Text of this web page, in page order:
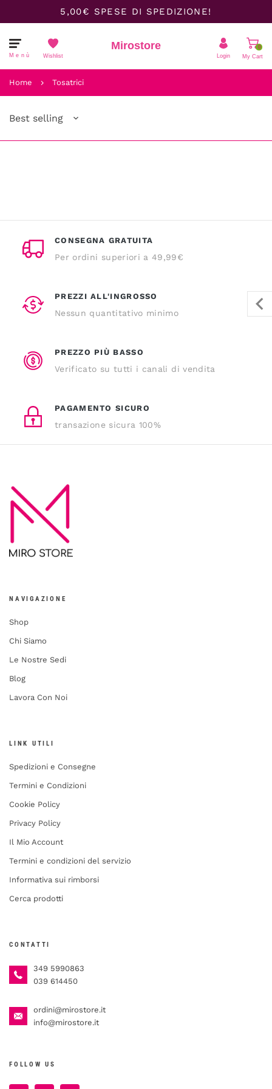
5,00€ SPESE DI SPEDIZIONE!
Menù Wishlist
Mirostore
Login
0
My Cart
Il carrello è vuoto.
Home Tosatrici
Best selling
CONSEGNA GRATUITA
Per ordini superiori a 49,99€
PREZZI ALL'INGROSSO
Nessun quantitativo minimo
PREZZO PIÙ BASSO
Verificato su tutti i canali di vendita
PAGAMENTO SICURO
transazione sicura 100%
NAVIGAZIONE
Shop
Chi Siamo
Le Nostre Sedi
Blog
Lavora Con Noi
LINK UTILI
Spedizioni e Consegne
Termini e Condizioni
Cookie Policy
Privacy Policy
Il Mio Account
Termini e condizioni del servizio
Informativa sui rimborsi
Cerca prodotti
CONTATTI
349 5990863
039 614450
ordini@mirostore.it
info@mirostore.it
FOLLOW US